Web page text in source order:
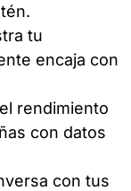
tu
encaja con
rendimiento
con datos
con tus